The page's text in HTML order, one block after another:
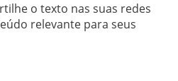
o texto nas suas redes
relevante para seus